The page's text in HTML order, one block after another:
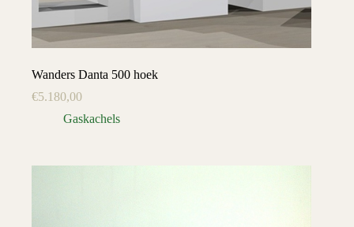
Wanders Danta 500 hoek
€5.180,00
Gaskachels